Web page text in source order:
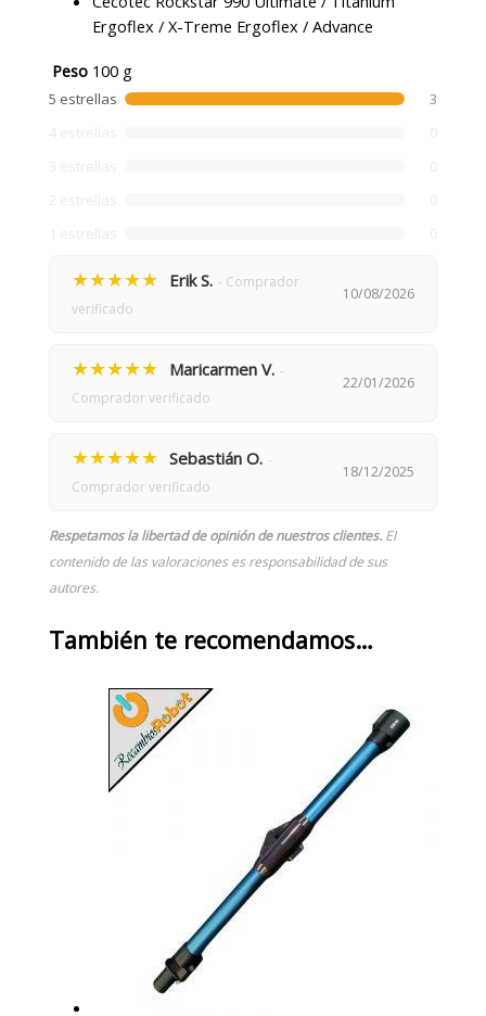
Ergoflex / X-Treme Ergoflex / Advance
Peso 100 g
5 estrellas
3
★★★★★ Erik S. - Comprador
verificado
10/08/2026
★★★★★ Maricarmen V. -
Comprador verificado
22/01/2026
★★★★★ Sebastián O. -
Comprador verificado
18/12/2025
Respetamos la libertad de opinión de nuestros clientes. El
contenido de las valoraciones es responsabilidad de sus
autores.
También te recomendamos…